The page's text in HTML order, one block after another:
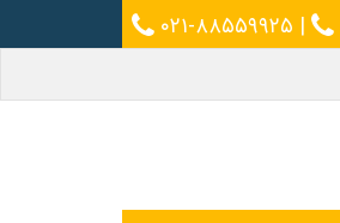
۰۲۱-۸۸۵۵۹۹۲۵ |